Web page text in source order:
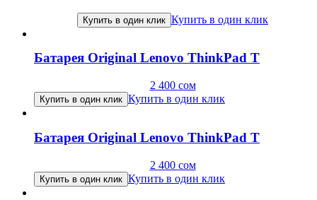
Купить в один клик Купить в один клик
Батарея Original Lenovo ThinkPad T
2 400 сом
Купить в один клик Купить в один клик
Батарея Original Lenovo ThinkPad T
2 400 сом
Купить в один клик Купить в один клик